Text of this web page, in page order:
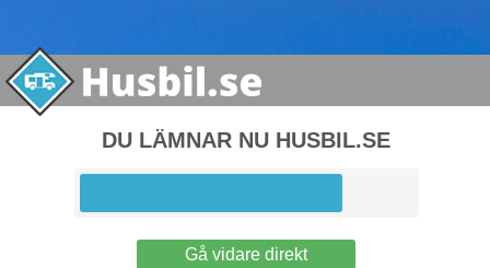
DU LÄMNAR NU HUSBIL.SE
Gå vidare direkt